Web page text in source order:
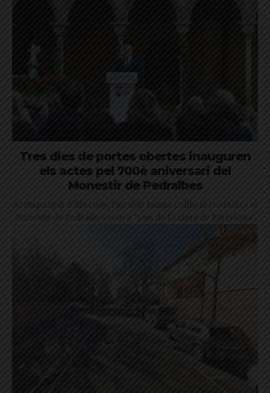
Tres dies de portes obertes inauguren
els actes pel 700è aniversari del
Monestir de Pedralbes
Acompanyat d'Illa i Gay, l'alcalde Jaume Collboni reivindica el
Monestir de Pedralbes com a "part de l'ànima de Barcelona"